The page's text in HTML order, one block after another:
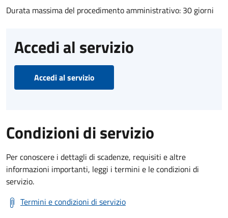
Durata massima del procedimento amministrativo: 30 giorni
Accedi al servizio
Accedi al servizio
Condizioni di servizio
Per conoscere i dettagli di scadenze, requisiti e altre
informazioni importanti, leggi i termini e le condizioni di
servizio.
Termini e condizioni di servizio